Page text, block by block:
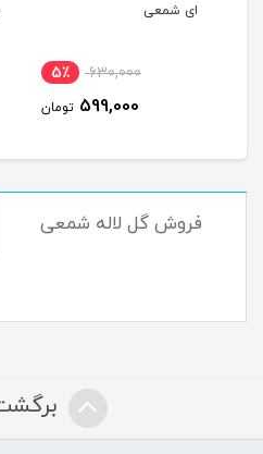
ای شمعی
630,000 5٪
599,000 تومان
فروش گل لاله شمعی